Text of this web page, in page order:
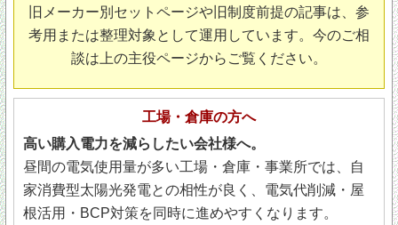
旧メーカー別セットページや旧制度前提の記事は、参
考用または整理対象として運用しています。今のご相
談は上の主役ページからご覧ください。
工場・倉庫の方へ
高い購入電力を減らしたい会社様へ。
昼間の電気使用量が多い工場・倉庫・事業所では、自
家消費型太陽光発電との相性が良く、電気代削減・屋
根活用・BCP対策を同時に進めやすくなります。